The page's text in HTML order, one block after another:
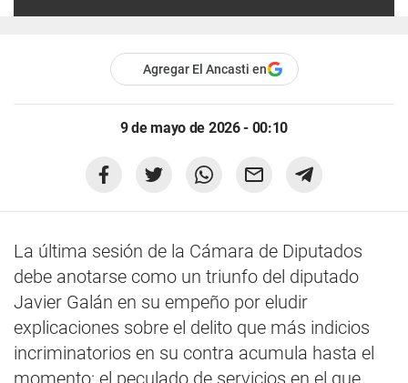
Agregar El Ancasti en
9 de mayo de 2026 - 00:10
La última sesión de la Cámara de Diputados
debe anotarse como un triunfo del diputado
Javier Galán en su empeño por eludir
explicaciones sobre el delito que más indicios
incriminatorios en su contra acumula hasta el